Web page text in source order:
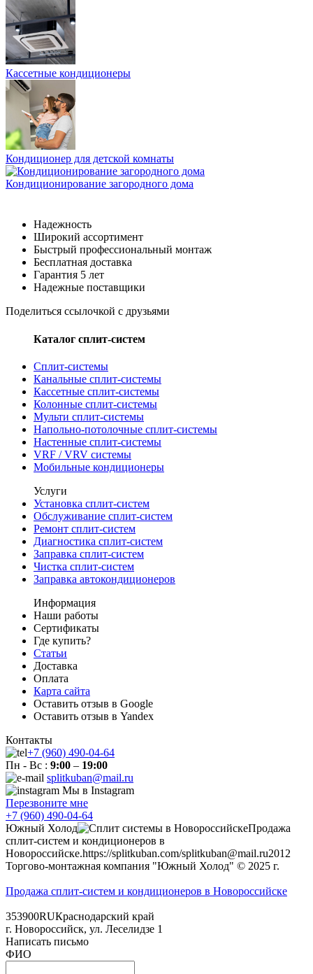
Кассетные кондиционеры
Кондиционер для детской комнаты
Кондиционирование загородного дома
Надежность
Широкий ассортимент
Быстрый профессиональный монтаж
Бесплатная доставка
Гарантия 5 лет
Надежные поставщики
Поделиться ссылочкой с друзьями
Каталог сплит-систем
Сплит-системы
Канальные сплит-системы
Кассетные сплит-системы
Колонные сплит-системы
Мульти сплит-системы
Напольно-потолочные сплит-системы
Настенные сплит-системы
VRF / VRV системы
Мобильные кондиционеры
Услуги
Установка сплит-систем
Обслуживание сплит-систем
Ремонт сплит-систем
Диагностика сплит-систем
Заправка сплит-систем
Чистка сплит-систем
Заправка автокондиционеров
Информация
Наши работы
Сертификаты
Где купить?
Статьи
Доставка
Оплата
Карта сайта
Оставить отзыв в Google
Оставить отзыв в Yandex
Контакты
+7 (960) 490-04-64
Пн - Вс : 9:00 – 19:00
splitkuban@mail.ru
Мы в Instagram
Перезвоните мне
+7 (960) 490-04-64
Южный Холод
Продажа
сплит-систем и кондиционеров в
Новороссийске.https://splitkuban.com/splitkuban@mail.ru2012
Торгово-монтажная компания "Южный Холод" © 2025 г.
Продажа сплит-систем и кондиционеров в Новороссийске
353900RUКраснодарский край
г. Новороссийск, ул. Леселидзе 1
Написать письмо
ФИО